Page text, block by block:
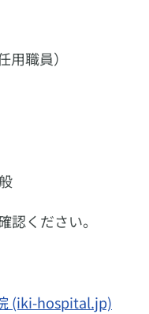
職員）
認ください。
(iki-hospital.jp)